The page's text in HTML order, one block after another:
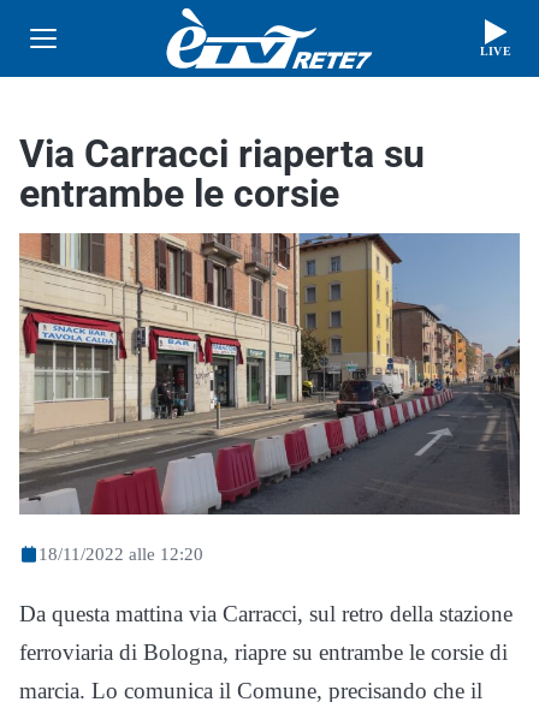
LIVE
Via Carracci riaperta su
entrambe le corsie
18/11/2022 alle 12:20
Da questa mattina via Carracci, sul retro della stazione
ferroviaria di Bologna, riapre su entrambe le corsie di
marcia. Lo comunica il Comune, precisando che il